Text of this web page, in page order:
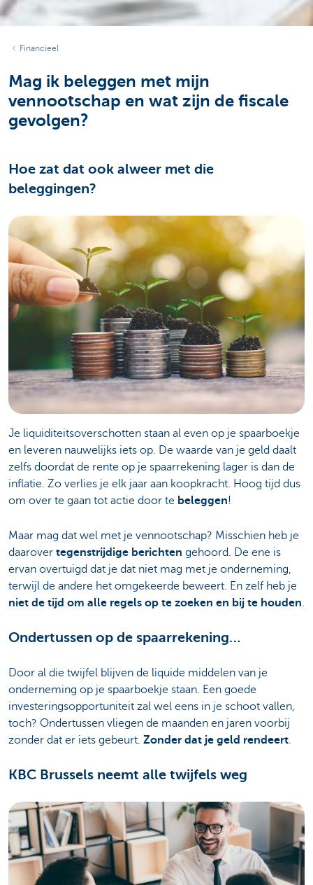
Financieel
Mag ik beleggen met mijn
vennootschap en wat zijn de fiscale
gevolgen?
Hoe zat dat ook alweer met die
beleggingen?
Je liquiditeitsoverschotten staan al even op je spaarboekje
en leveren nauwelijks iets op. De waarde van je geld daalt
zelfs doordat de rente op je spaarrekening lager is dan de
inflatie. Zo verlies je elk jaar aan koopkracht. Hoog tijd dus
om over te gaan tot actie door te beleggen!
Maar mag dat wel met je vennootschap? Misschien heb je
daarover tegenstrijdige berichten gehoord. De ene is
ervan overtuigd dat je dat niet mag met je onderneming,
terwijl de andere het omgekeerde beweert. En zelf heb je
niet de tijd om alle regels op te zoeken en bij te houden.
Ondertussen op de spaarrekening…
Door al die twijfel blijven de liquide middelen van je
onderneming op je spaarboekje staan. Een goede
investeringsopportuniteit zal wel eens in je schoot vallen,
toch? Ondertussen vliegen de maanden en jaren voorbij
zonder dat er iets gebeurt. Zonder dat je geld rendeert.
KBC Brussels neemt alle twijfels weg